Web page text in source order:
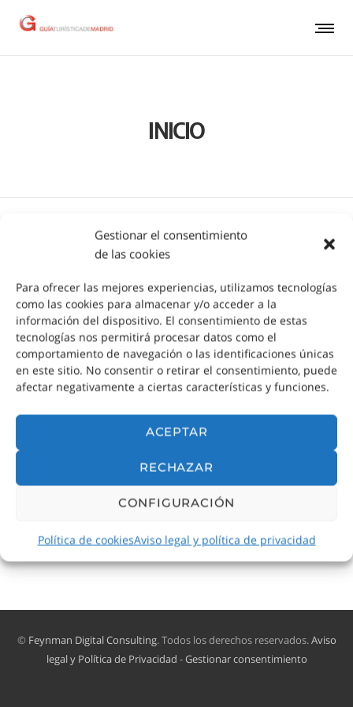
Gestionar el consentimiento
de las cookies
Para ofrecer las mejores experiencias, utilizamos tecnologías
como las cookies para almacenar y/o acceder a la
información del dispositivo. El consentimiento de estas
tecnologías nos permitirá procesar datos como el
comportamiento de navegación o las identificaciones únicas
en este sitio. No consentir o retirar el consentimiento, puede
afectar negativamente a ciertas características y funciones.
ACEPTAR
RECHAZAR
CONFIGURACIÓN
Política de cookiesAviso legal y política de privacidad
INICIO
Ver un musical en Madrid
un musical en Madrid
© Feynman Digital Consulting. Todos los derechos reservados.Aviso
legal y Política de Privacidad -Gestionar consentimiento